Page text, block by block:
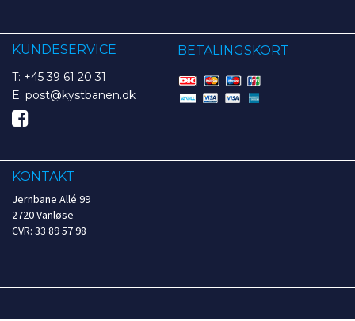
KUNDESERVICE
T: +45 39 61 20 31
E: post@kystbanen.dk
BETALINGSKORT
KONTAKT
Jernbane Allé 99
2720 Vanløse
CVR: 33 89 57 98